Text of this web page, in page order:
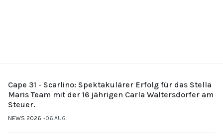
Cape 31 - Scarlino: Spektakulärer Erfolg für das Stella
Maris Team mit der 16 jährigen Carla Waltersdorfer am
Steuer.
NEWS 2026 06.AUG.